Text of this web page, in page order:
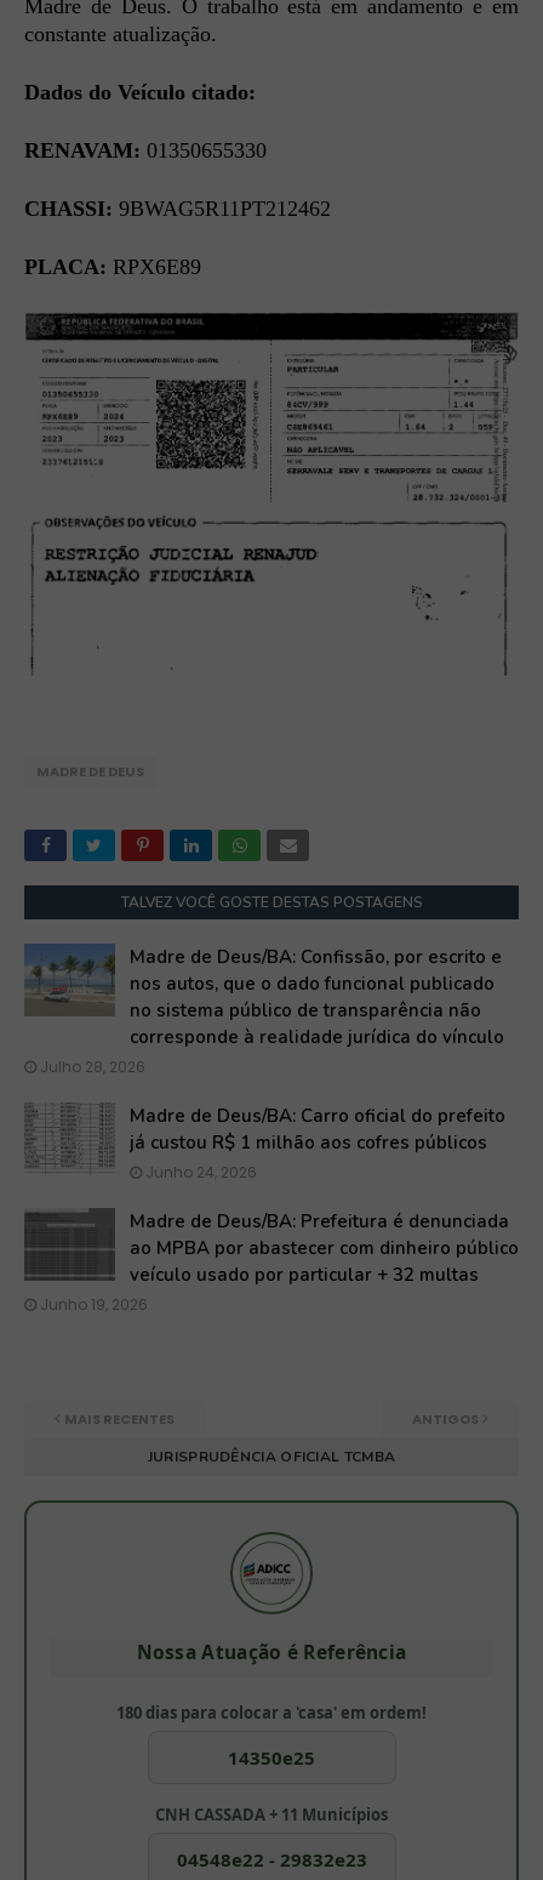
Madre de Deus. O trabalho está em andamento e em
constante atualização.
Dados do Veículo citado:
RENAVAM: 01350655330
CHASSI: 9BWAG5R11PT212462
PLACA: RPX6E89
MADRE DE DEUS
TALVEZ VOCÊ GOSTE DESTAS POSTAGENS
Madre de Deus/BA: Confissão, por escrito e
nos autos, que o dado funcional publicado
no sistema público de transparência não
corresponde à realidade jurídica do vínculo
Julho 28, 2026
Madre de Deus/BA: Carro oficial do prefeito
já custou R$ 1 milhão aos cofres públicos
Junho 24, 2026
Madre de Deus/BA: Prefeitura é denunciada
ao MPBA por abastecer com dinheiro público
veículo usado por particular + 32 multas
Junho 19, 2026
MAIS RECENTES
ANTIGOS
JURISPRUDÊNCIA OFICIAL TCMBA
Nossa Atuação é Referência
180 dias para colocar a 'casa' em ordem!
14350e25
CNH CASSADA + 11 Municípios
04548e22 - 29832e23